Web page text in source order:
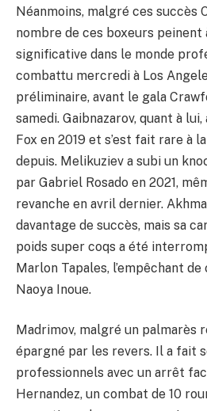
Néanmoins, malgré ces succès
nombre de ces boxeurs
significative dans le monde
combattu mercredi à Los
préliminaire, avant le gala
samedi. Gaibnazarov, quant à
Fox en 2019 et s’est fait rare à
depuis. Melikuziev a subi un
par Gabriel Rosado en 2021,
revanche en avril dernier.
davantage de succès, mais sa
poids super coqs a été
Marlon Tapales, l’empêchant
Naoya Inoue.
Madrimov, malgré un palmarès
épargné par les revers. Il a fait
professionnels avec un arrêt
Hernandez, un combat de 10